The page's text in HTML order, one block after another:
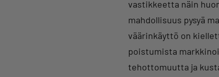
vastikkeetta näin
mahdollisuus pysyä
väärinkäyttö on
poistumista
tehottomuutta ja